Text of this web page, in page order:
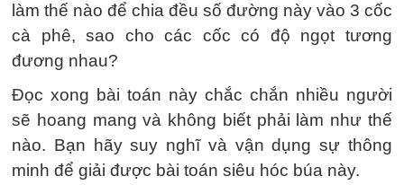
làm thế nào để chia đều số đường này vào 3 cốc
cà phê, sao cho các cốc có độ ngọt tương
đương nhau?
Đọc xong bài toán này chắc chắn nhiều người
sẽ hoang mang và không biết phải làm như thế
nào. Bạn hãy suy nghĩ và vận dụng sự thông
minh để giải được bài toán siêu hóc búa này.